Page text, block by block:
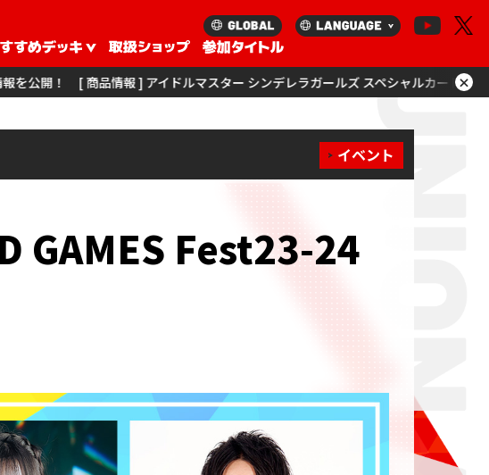
報 ] アイドルマスター シンデレラガールズ スペシャルカードサプライセットを更新！
×
イベント
GAMES Fest23-24